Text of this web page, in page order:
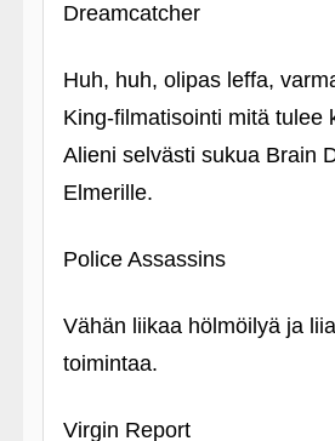
Dreamcatcher
Huh, huh, olipas leffa,
King-filmatisointi mitä tulee
Alieni selvästi sukua Brain
Elmerille.
Police Assassins
Vähän liikaa hölmöilyä ja
toimintaa.
Virgin Report